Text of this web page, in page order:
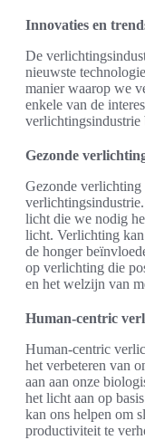
Innovaties en
De
nieuwste
manier waarop we
enkele van de
verlichtingsindustrie
Gezonde
Gezonde verlichting
licht die we nodig
licht. Verlichting kan
de honger
op verlichting die
en het welzijn van
Human-centric
Human-centric
het verbeteren van
aan aan onze
het licht aan op
kan ons helpen om
productiviteit te